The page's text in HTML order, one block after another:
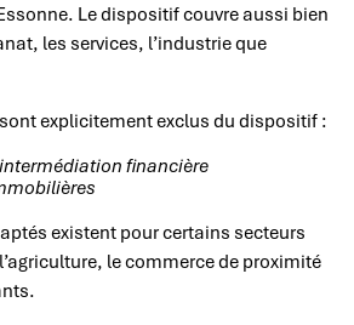
Le dispositif couvre aussi bien
les services, l’industrie que
explicitement exclus du dispositif :
intermédiation financière
existent pour certains secteurs
le commerce de proximité